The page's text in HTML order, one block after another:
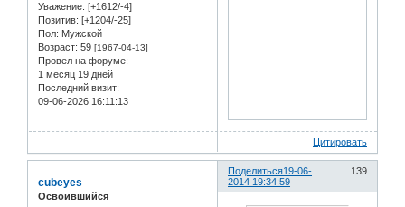
Уважение: [+1612/-4]
Позитив: [+1204/-25]
Пол: Мужской
Возраст: 59 [1967-04-13]
Провел на форуме:
1 месяц 19 дней
Последний визит:
09-06-2026 16:11:13
Цитировать
Поделиться 139
19-06-
2014 19:34:59
cubeyes
Освоившийся